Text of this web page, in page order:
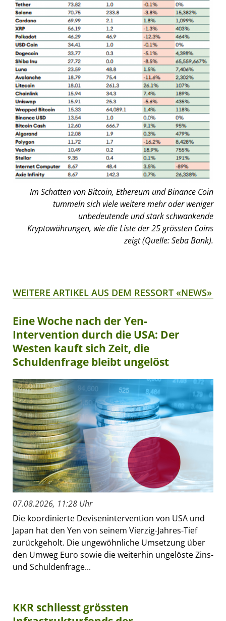
Im Schatten von Bitcoin, Ethereum und Binance Coin
tummeln sich viele weitere mehr oder weniger
unbedeutende und stark schwankende
Kryptowährungen, wie die Liste der 25 grössten Coins
zeigt (Quelle: Seba Bank).
WEITERE ARTIKEL AUS DEM RESSORT «NEWS»
Eine Woche nach der Yen-
Intervention durch die USA: Der
Westen kauft sich Zeit, die
Schuldenfrage bleibt ungelöst
07.08.2026, 11:28 Uhr
Die koordinierte Devisenintervention von USA und
Japan hat den Yen von seinem Vierzig-Jahres-Tief
zurückgeholt. Die ungewöhnliche Umsetzung über
den Umweg Euro sowie die weiterhin ungelöste Zins-
und Schuldenfrage...
KKR schliesst grössten